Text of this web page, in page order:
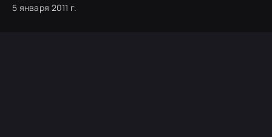
5 января 2011 г.